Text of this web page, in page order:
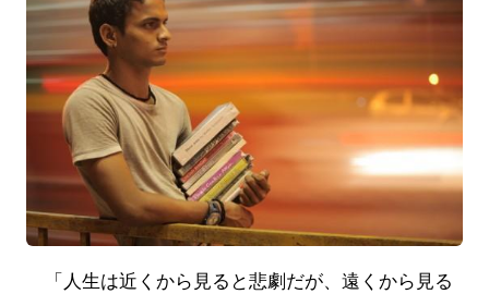
「人生は近くから見ると悲劇だが、遠くから見る